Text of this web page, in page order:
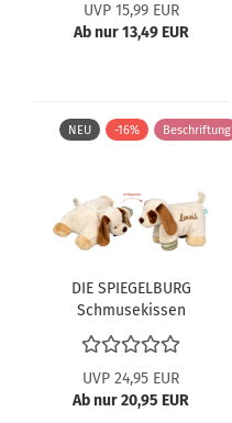
UVP 15,99 EUR
Ab nur 13,49 EUR
NEU -16% Beschriftung
DIE SPIEGELBURG
Schmusekissen
Liebling-Hündchen
23404
UVP 24,95 EUR
Ab nur 20,95 EUR